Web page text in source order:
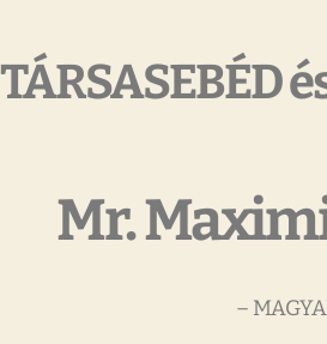
TÁRSASEBÉD
Mr.
–